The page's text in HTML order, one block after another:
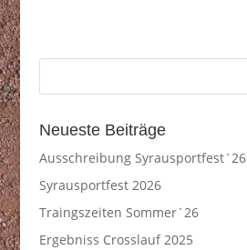
Neueste Beiträge
Ausschreibung Syrausportfest`26
Syrausportfest 2026
Traingszeiten Sommer`26
Ergebniss Crosslauf 2025